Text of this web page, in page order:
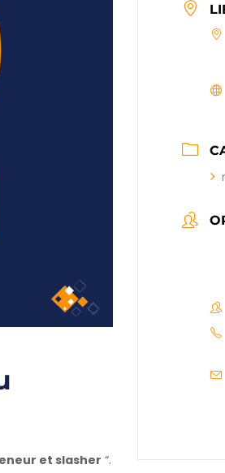
et slasher “.